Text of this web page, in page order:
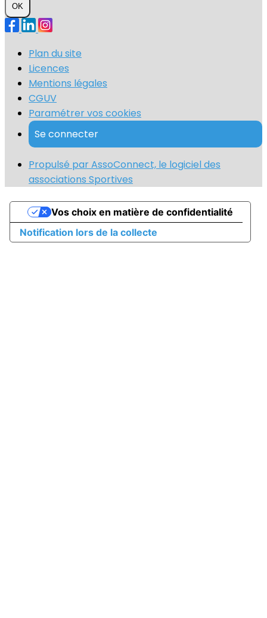
OK
Plan du site
Licences
Mentions légales
CGUV
Paramétrer vos cookies
Se connecter
Propulsé par AssoConnect, le logiciel des
associations Sportives
Notification lors de la collecte
Vos choix en matière de confidentialité